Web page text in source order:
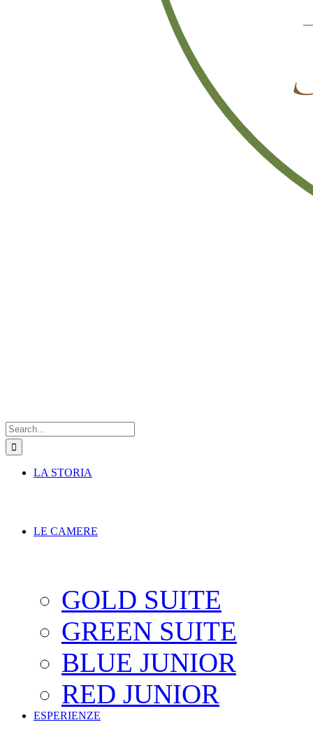
for:
LA STORIA
LE CAMERE
GOLD SUITE
GREEN SUITE
BLUE JUNIOR
RED JUNIOR
ESPERIENZE